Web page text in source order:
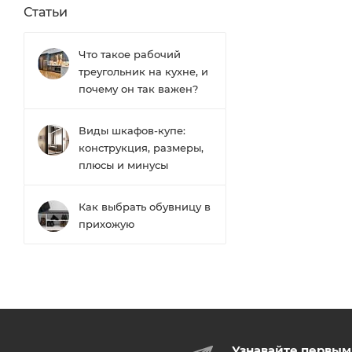
Статьи
Что такое рабочий
треугольник на кухне, и
почему он так важен?
Виды шкафов-купе:
конструкция, размеры,
плюсы и минусы
Как выбрать обувницу в
прихожую